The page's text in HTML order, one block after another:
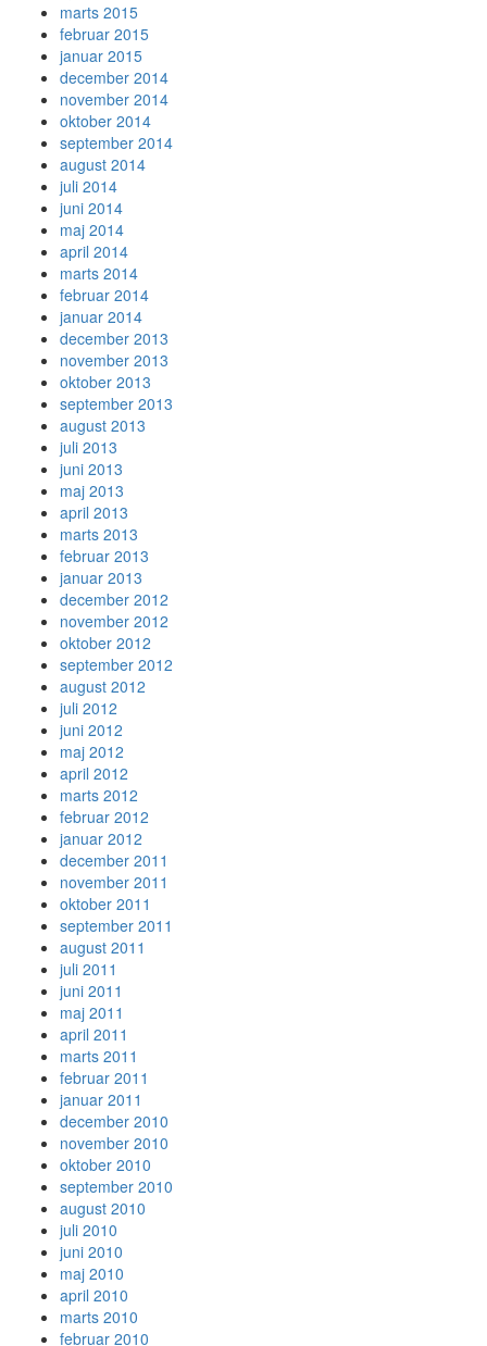
marts 2015
februar 2015
januar 2015
december 2014
november 2014
oktober 2014
september 2014
august 2014
juli 2014
juni 2014
maj 2014
april 2014
marts 2014
februar 2014
januar 2014
december 2013
november 2013
oktober 2013
september 2013
august 2013
juli 2013
juni 2013
maj 2013
april 2013
marts 2013
februar 2013
januar 2013
december 2012
november 2012
oktober 2012
september 2012
august 2012
juli 2012
juni 2012
maj 2012
april 2012
marts 2012
februar 2012
januar 2012
december 2011
november 2011
oktober 2011
september 2011
august 2011
juli 2011
juni 2011
maj 2011
april 2011
marts 2011
februar 2011
januar 2011
december 2010
november 2010
oktober 2010
september 2010
august 2010
juli 2010
juni 2010
maj 2010
april 2010
marts 2010
februar 2010